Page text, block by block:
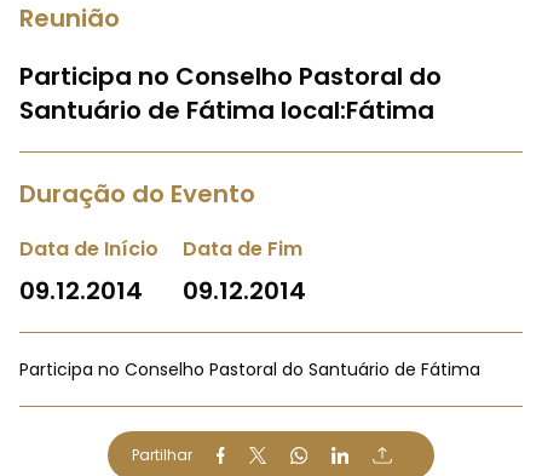
Reunião
Participa no Conselho Pastoral do
Santuário de Fátima local:Fátima
Duração do Evento
Data de Início
09.12.2014
Data de Fim
09.12.2014
Participa no Conselho Pastoral do Santuário de Fátima
Partilhar